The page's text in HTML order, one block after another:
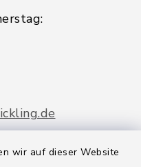
wir auf dieser Website